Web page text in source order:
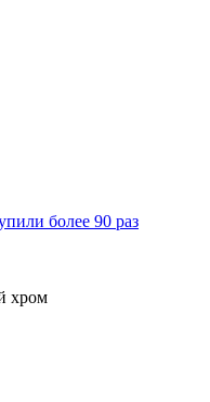
более 90 раз
хром